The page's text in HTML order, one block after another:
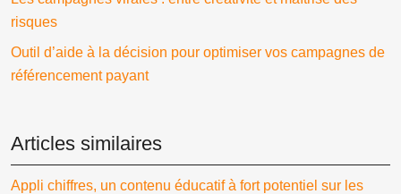
risques
Outil d’aide à la décision pour optimiser vos campagnes de
référencement payant
Articles similaires
Appli chiffres, un contenu éducatif à fort potentiel sur les